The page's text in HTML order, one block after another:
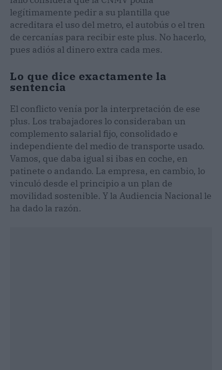
legítimamente pedir a su plantilla que
acreditara el uso del metro, el autobús o el tren
de cercanías para recibir este plus. No hacerlo,
pues adiós al dinero extra cada mes.
Lo que dice exactamente la
sentencia
El conflicto venía por la interpretación de ese
plus. Los trabajadores lo consideraban un
complemento salarial fijo, consolidado e
independiente del medio de transporte usado.
Vamos, que daba igual si ibas en coche, en
patinete o andando. La empresa, en cambio, lo
vinculó desde el principio a un plan de
movilidad sostenible. Y la Audiencia Nacional le
ha dado la razón.